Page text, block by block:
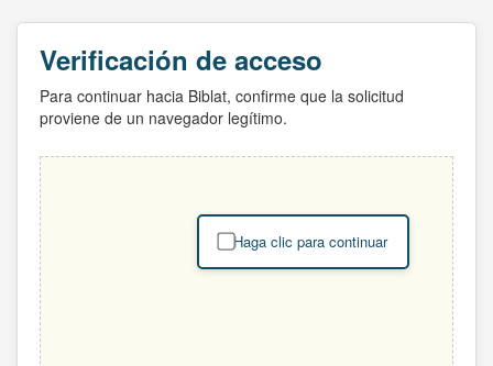
Verificación de acceso
Para continuar hacia Biblat, confirme que la solicitud
proviene de un navegador legítimo.
Haga clic para continuar